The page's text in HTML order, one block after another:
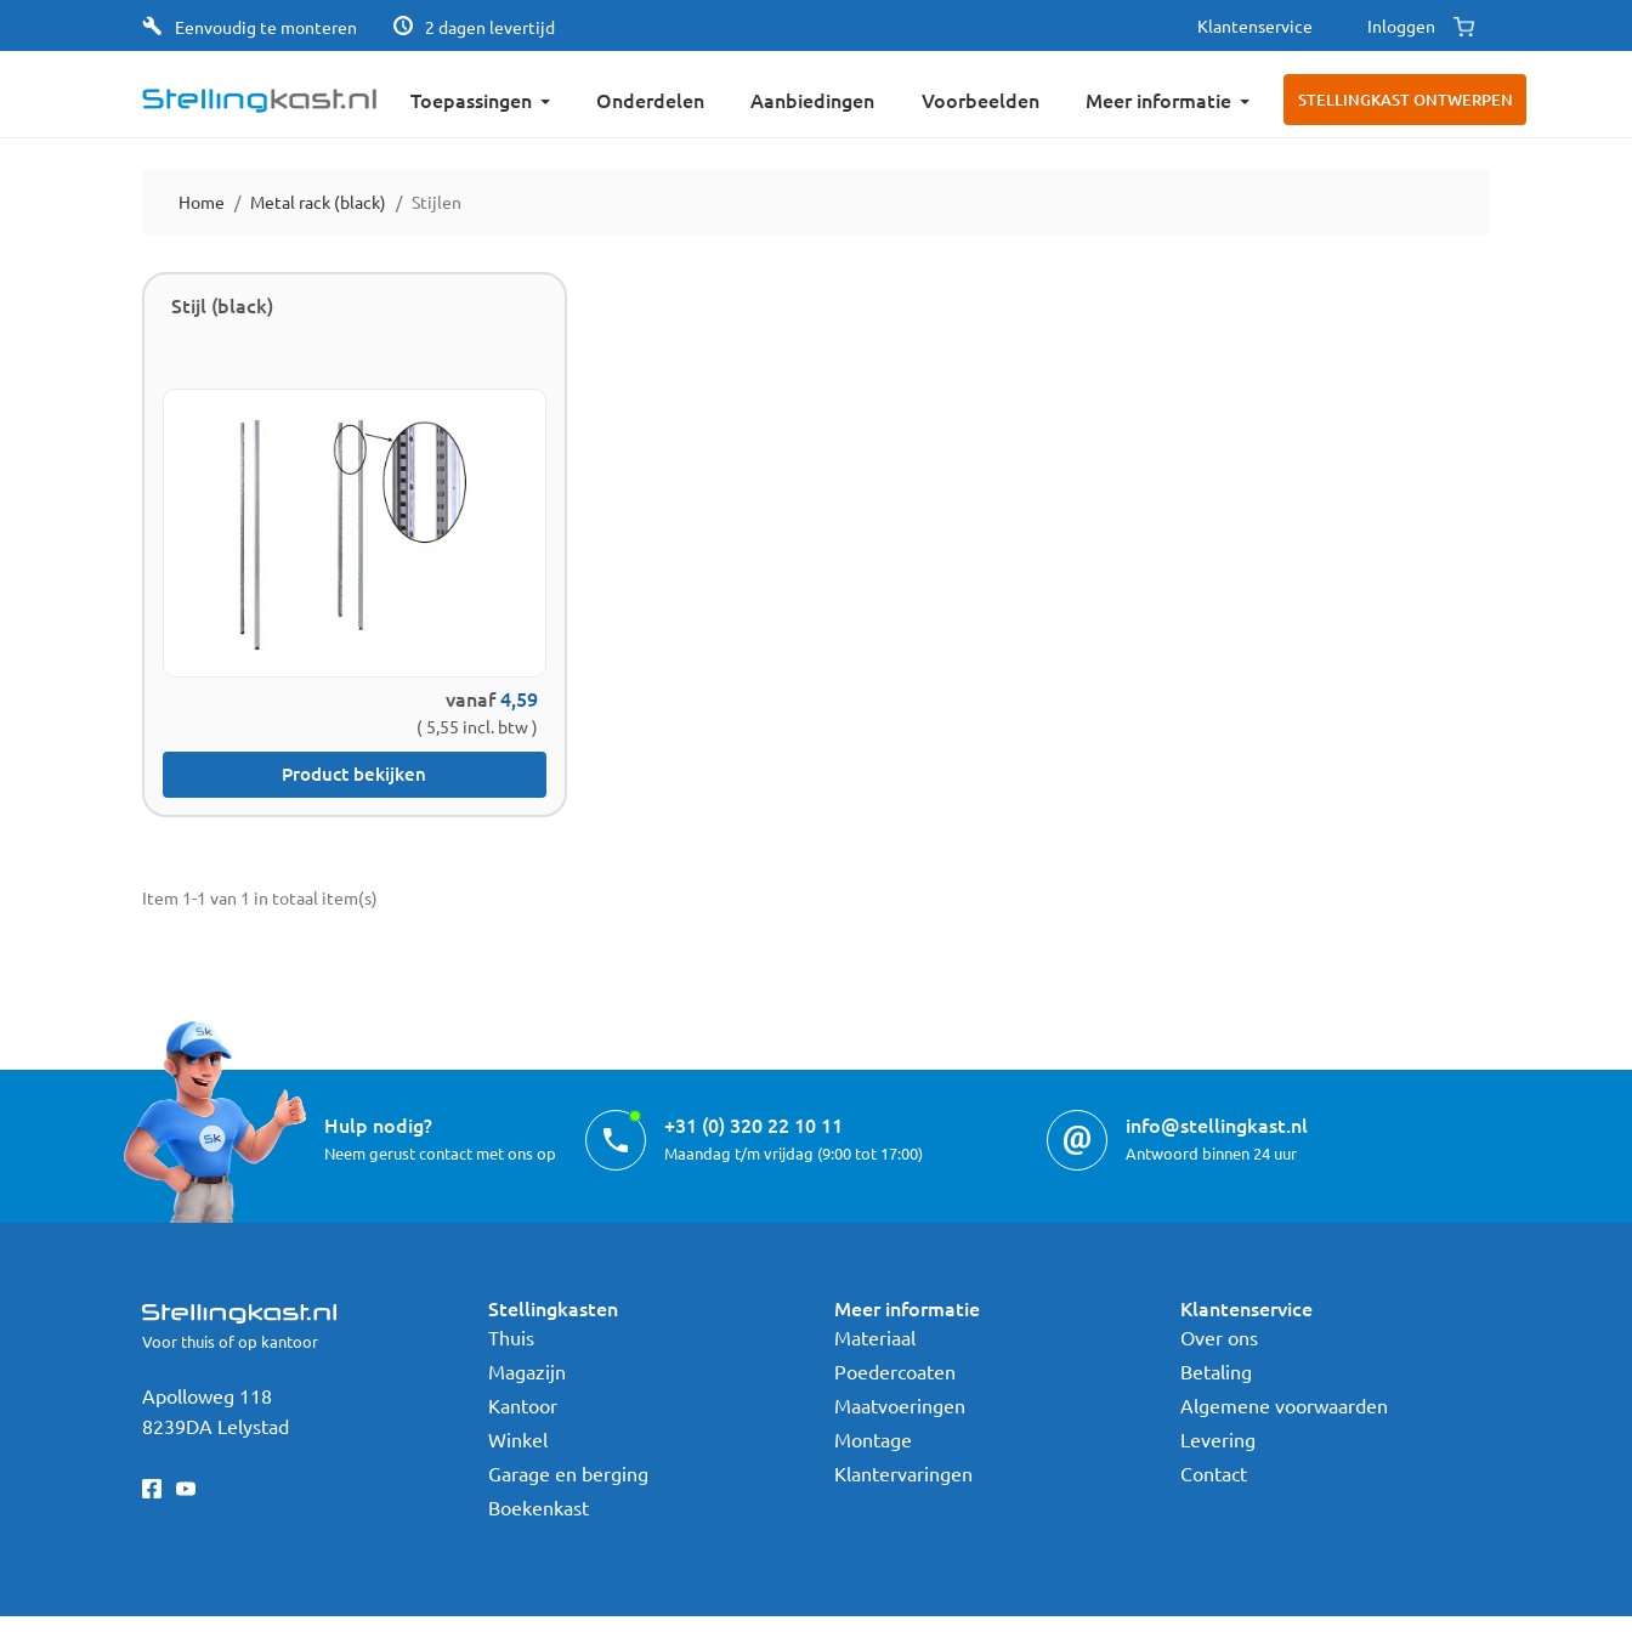
Eenvoudig te monteren 2 dagen levertijd Klantenservice Inloggen
Toepassingen Onderdelen Aanbiedingen Voorbeelden Meer informatie STELLINGKAST ONTWERPEN
Home Metal rack (black) Stijlen
Stijl (black)
vanaf4,59
( 5,55 incl. btw )
Product bekijken
Item 1-1 van 1 in totaal item(s)
Hulp nodig?
Neem gerust contact met ons op
+31 (0) 320 22 10 11
Maandag t/m vrijdag (9:00 tot 17:00)
info@stellingkast.nl
Antwoord binnen 24 uur
Voor thuis of op kantoor
Apolloweg 118
8239DA Lelystad
Stellingkasten
Thuis
Magazijn
Kantoor
Winkel
Garage en berging
Boekenkast
Meer informatie
Materiaal
Poedercoaten
Maatvoeringen
Montage
Klantervaringen
Klantenservice
Over ons
Betaling
Algemene voorwaarden
Levering
Contact